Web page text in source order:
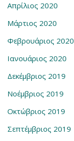
Απρίλιος 2020
Μάρτιος 2020
Φεβρουάριος 2020
Ιανουάριος 2020
Δεκέμβριος 2019
Νοέμβριος 2019
Οκτώβριος 2019
Σεπτέμβριος 2019